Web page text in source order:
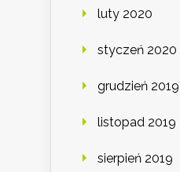
luty 2020
styczeń 2020
grudzień 2019
listopad 2019
sierpień 2019